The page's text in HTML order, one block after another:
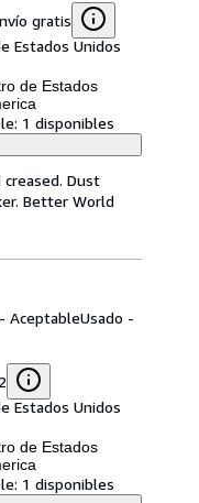
gratis
Estados Unidos
de Estados
1 disponibles
Dust
Better World
AceptableUsado -
Estados Unidos
de Estados
1 disponibles